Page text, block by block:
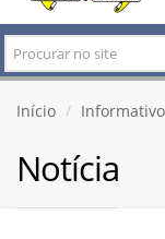
Início
Notícia